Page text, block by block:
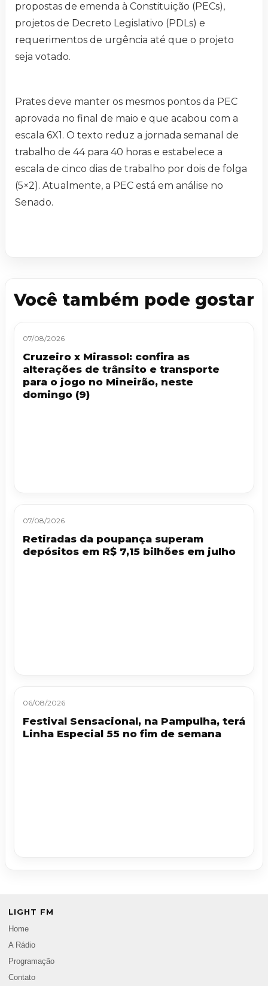
propostas de emenda à Constituição (PECs),
projetos de Decreto Legislativo (PDLs) e
requerimentos de urgência até que o projeto
seja votado.
Prates deve manter os mesmos pontos da PEC
aprovada no final de maio e que acabou com a
escala 6X1. O texto reduz a jornada semanal de
trabalho de 44 para 40 horas e estabelece a
escala de cinco dias de trabalho por dois de folga
(5×2). Atualmente, a PEC está em análise no
Senado.
Você também pode gostar
07/08/2026
Cruzeiro x Mirassol: confira as
alterações de trânsito e transporte
para o jogo no Mineirão, neste
domingo (9)
07/08/2026
Retiradas da poupança superam
depósitos em R$ 7,15 bilhões em julho
06/08/2026
Festival Sensacional, na Pampulha, terá
Linha Especial 55 no fim de semana
LIGHT FM
Home
A Rádio
Programação
Contato